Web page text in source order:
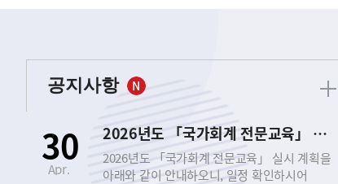
공지사항
2026년도 「국가회계 전문교육」 실시 안내
2026년도 「국가회계 전문교육」 실시 계획을
아래와 같이 안내하오니, 일정 확인하시어
30
Apr.